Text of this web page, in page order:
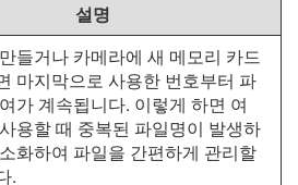
설명
들거나 카메라에 새 메모리 카드
마지막으로 사용한 번호부터 파
가 계속됩니다. 이렇게 하면 여
용할 때 중복된 파일명이 발생하
화하여 파일을 간편하게 관리할
.